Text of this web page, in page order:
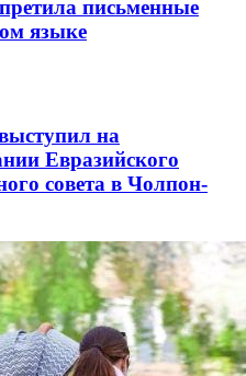
письменные
языке
на
Евразийского
совета в Чолпон-